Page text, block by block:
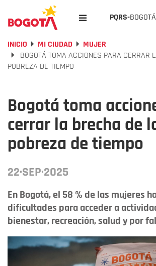
PQRS-
INICIO MI CIUDAD
MUJER
BOGOTÁ TOMA ACCIONES PARA CERRAR
POBREZA DE TIEMPO
Bogotá toma
cerrar la brecha de
pobreza de tiempo
22·SEP·2025
En Bogotá, el 58 % de las mujeres
dificultades para acceder a
bienestar, recreación, salud y por